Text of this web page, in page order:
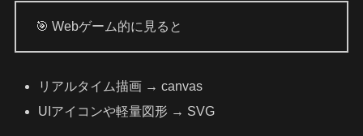
🎯 Webゲーム的に見ると
リアルタイム描画 → canvas
UIアイコンや軽量図形 → SVG